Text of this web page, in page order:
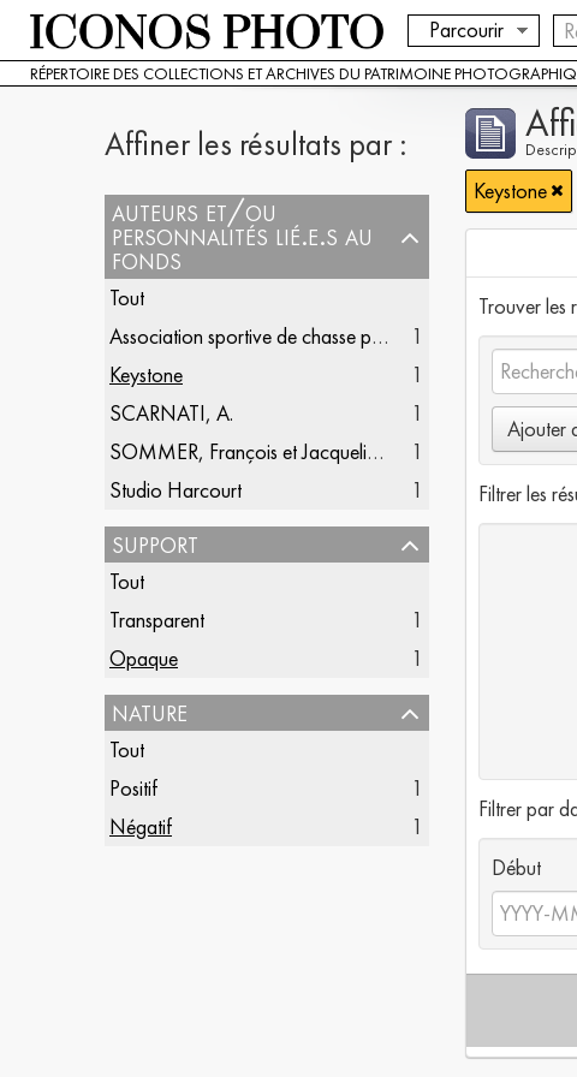
Parcourir
RÉPERTOIRE DES COLLECTIONS ET ARCHIVES DU PATRIMOINE
Affiner les résultats par :
auteurs et/ou
personnalités lié.e.s au
fonds
Tout
Association sportive de chasse photographique française
1
Keystone
1
SCARNATI, A.
1
SOMMER, François et Jacqueline (1904-1993)
1
Studio Harcourt
1
support
Tout
Transparent
1
Opaque
1
nature
Tout
Positif
1
Négatif
1
Keystone
Trouver les
Ajouter
Filtrer les
Filtrer par
Début